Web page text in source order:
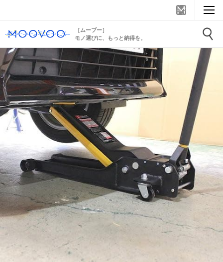
［ムーブー］
モノ選びに、もっと納得を。